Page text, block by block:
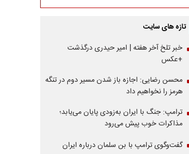
تازه های سایت
خبر تلخ آخر هفته | امیر حیدری درگذشت
+عکس
محسن رضایی: اجازه باز شدن مسیر دوم در تنگه
هرمز را نخواهیم داد
ترامپ: جنگ با ایران به‌زودی پایان می‌یابد؛
مذاکرات خوب پیش می‌رود
گفت‌وگوی ترامپ با بن سلمان درباره ایران